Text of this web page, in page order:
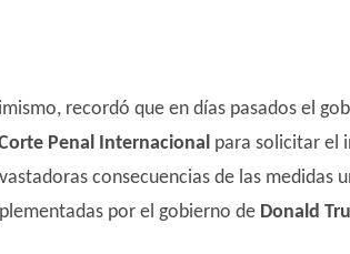
recordó que en días pasados el
Penal Internacional para solicitar el
consecuencias de las medidas
por el gobierno de Donald